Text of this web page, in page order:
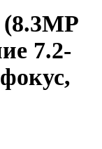
7.2-